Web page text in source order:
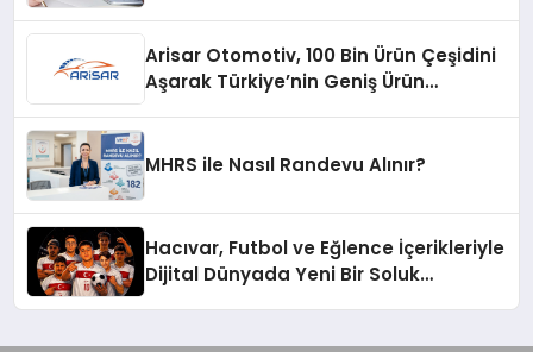
Arisar Otomotiv, 100 Bin Ürün Çeşidini
Aşarak Türkiye’nin Geniş Ürün
MHRS ile Nasıl Randevu Alınır?
Hacıvar, Futbol ve Eğlence İçerikleriyle
Dijital Dünyada Yeni Bir Soluk